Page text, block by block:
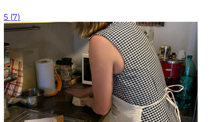
5 (7)